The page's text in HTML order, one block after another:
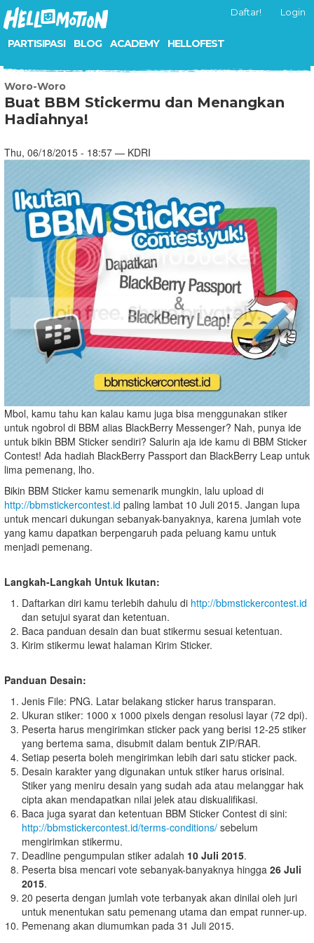
PARTISIPASI BLOG ACADEMY HELLOFEST
Daftar! Login
Woro-Woro
Buat BBM Stickermu dan Menangkan
Hadiahnya!
Thu, 06/18/2015 - 18:57 — KDRI
Mbol, kamu tahu kan kalau kamu juga bisa menggunakan stiker
untuk ngobrol di BBM alias BlackBerry Messenger? Nah, punya ide
untuk bikin BBM Sticker sendiri? Salurin aja ide kamu di BBM Sticker
Contest! Ada hadiah BlackBerry Passport dan BlackBerry Leap untuk
lima pemenang, lho.
Bikin BBM Sticker kamu semenarik mungkin, lalu upload di
http://bbmstickercontest.id paling lambat 10 Juli 2015. Jangan lupa
untuk mencari dukungan sebanyak-banyaknya, karena jumlah vote
yang kamu dapatkan berpengaruh pada peluang kamu untuk
menjadi pemenang.
Langkah-Langkah Untuk Ikutan:
Daftarkan diri kamu terlebih dahulu di http://bbmstickercontest.id
dan setujui syarat dan ketentuan.
Baca panduan desain dan buat stikermu sesuai ketentuan.
Kirim stikermu lewat halaman Kirim Sticker.
Panduan Desain:
Jenis File: PNG. Latar belakang sticker harus transparan.
Ukuran stiker: 1000 x 1000 pixels dengan resolusi layar (72 dpi).
Peserta harus mengirimkan sticker pack yang berisi 12-25 stiker
yang bertema sama, disubmit dalam bentuk ZIP/RAR.
Setiap peserta boleh mengirimkan lebih dari satu sticker pack.
Desain karakter yang digunakan untuk stiker harus orisinal.
Stiker yang meniru desain yang sudah ada atau melanggar hak
cipta akan mendapatkan nilai jelek atau diskualifikasi.
Baca juga syarat dan ketentuan BBM Sticker Contest di sini:
http://bbmstickercontest.id/terms-conditions/ sebelum
mengirimkan stikermu.
Deadline pengumpulan stiker adalah 10 Juli 2015.
Peserta bisa mencari vote sebanyak-banyaknya hingga 26 Juli
2015.
20 peserta dengan jumlah vote terbanyak akan dinilai oleh juri
untuk menentukan satu pemenang utama dan empat runner-up.
Pemenang akan diumumkan pada 31 Juli 2015.